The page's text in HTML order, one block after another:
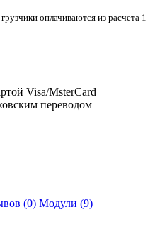
оплачиваются из расчета 1
Visa/MsterCard
переводом
(0) Модули (9)